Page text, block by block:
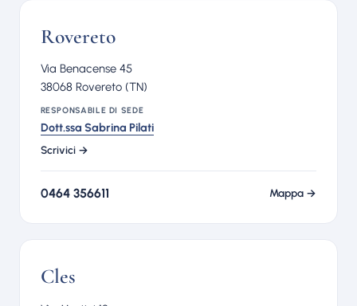
Rovereto
Via Benacense 45
38068 Rovereto (TN)
RESPONSABILE DI SEDE
Dott.ssa Sabrina Pilati
Scrivici →
0464 356611 Mappa →
Cles